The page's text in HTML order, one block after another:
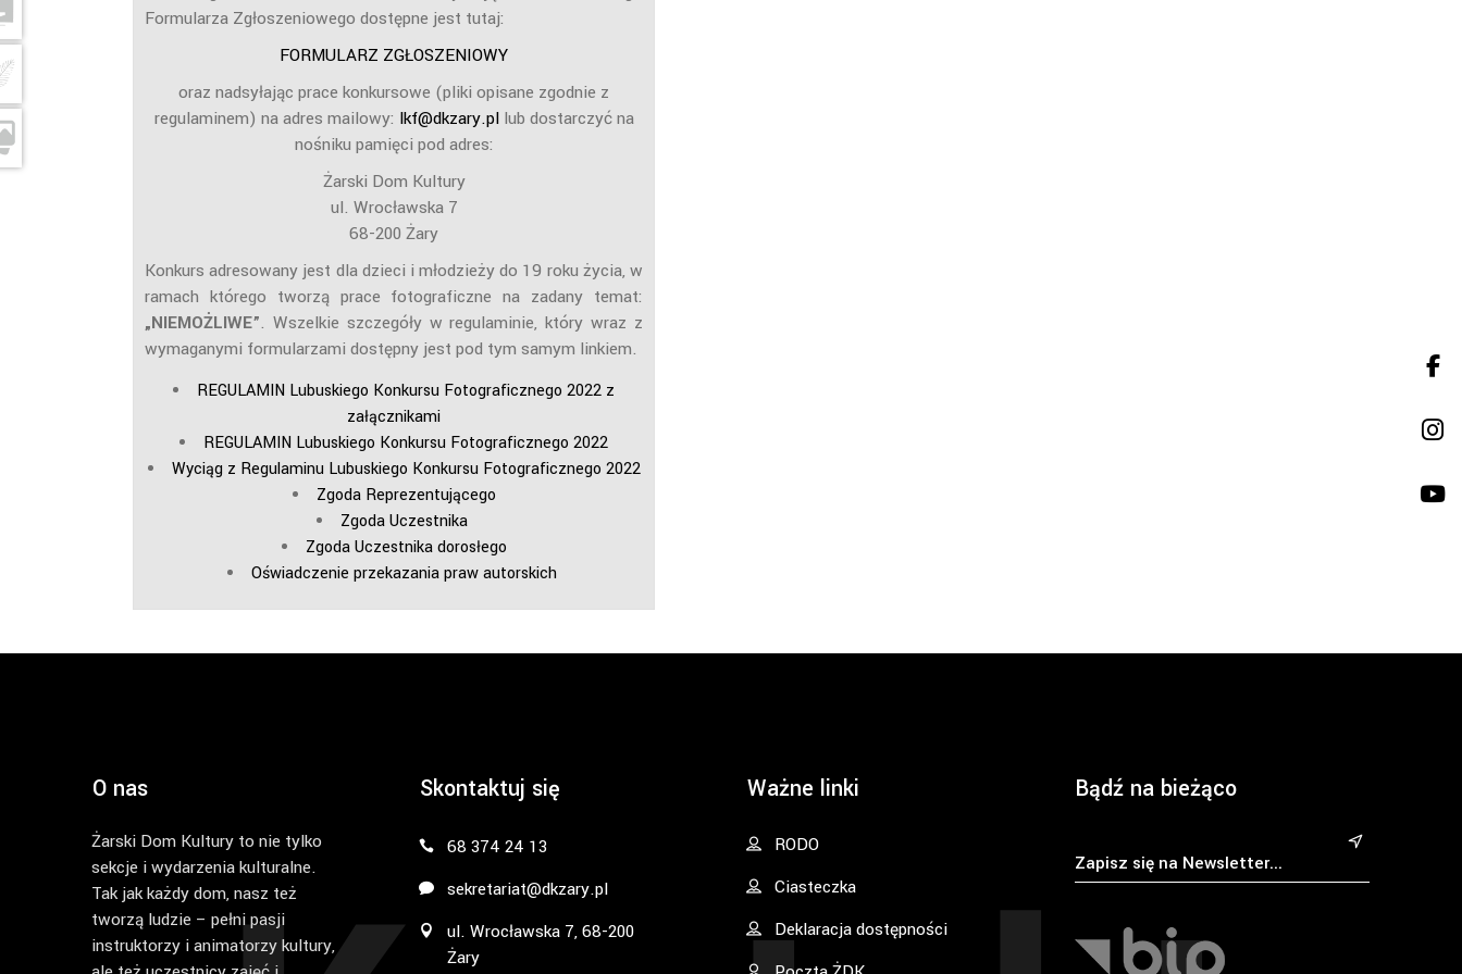
Formularza Zgłoszeniowego dostępne jest tutaj:
FORMULARZ ZGŁOSZENIOWY
oraz nadsyłając prace konkursowe (pliki opisane zgodnie z
regulaminem) na adres mailowy: lkf@dkzary.pllub dostarczyć na
nośniku pamięci pod adres:
Żarski Dom Kultury
ul. Wrocławska 7
68-200 Żary
Konkurs adresowany jest dla dzieci i młodzieży do 19 roku życia, w
ramach którego tworzą prace fotograficzne na zadany temat:
„NIEMOŻLIWE”. Wszelkie szczegóły w regulaminie, który wraz z
wymaganymi formularzami dostępny jest pod tym samym linkiem.
REGULAMIN Lubuskiego Konkursu Fotograficznego 2022 z
załącznikami
REGULAMIN Lubuskiego Konkursu Fotograficznego 2022
Wyciąg z Regulaminu Lubuskiego Konkursu Fotograficznego 2022
Zgoda Reprezentującego
Zgoda Uczestnika
Zgoda Uczestnika dorosłego
Oświadczenie przekazania praw autorskich
O nas
Żarski Dom Kultury to nie tylko
sekcje i wydarzenia kulturalne.
Tak jak każdy dom, nasz też
tworzą ludzie – pełni pasji
instruktorzy i animatorzy kultury,
Skontaktuj się
68 374 24 13
sekretariat@dkzary.pl
ul. Wrocławska 7, 68-200
Żary
Ważne linki
RODO
Ciasteczka
Deklaracja dostępności
Bądź na bieżąco
&